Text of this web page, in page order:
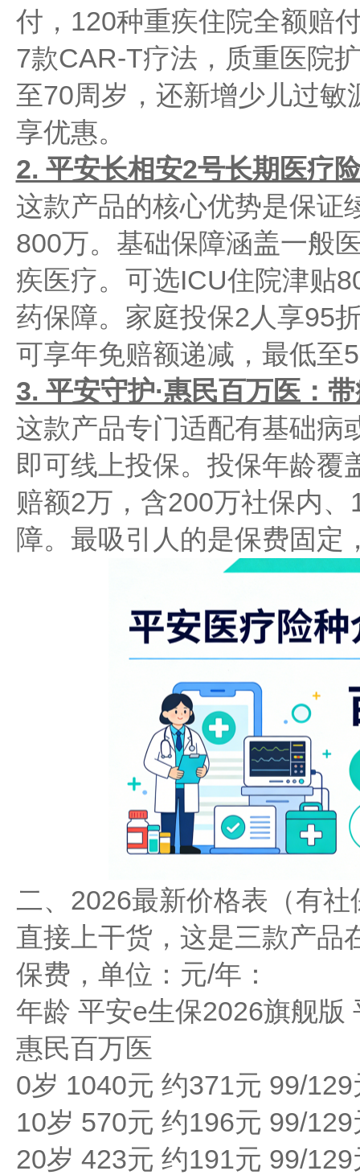
付，120种重疾住院全额赔
7款CAR-T疗法，质重医院
至70周岁，还新增少儿过
享优惠。
2. 平安长相安2号长期医疗
这款产品的核心优势是保证
800万。基础保障涵盖一般
疾医疗。可选ICU住院津贴
药保障。家庭投保2人享95
可享年免赔额递减，最低至
3. 平安守护·惠民百万医：
这款产品专门适配有基础病
即可线上投保。投保年龄覆
赔额2万，含200万社保内
障。最吸引人的是保费固定
二、2026最新价格表（有社
直接上干货，这是三款产品
保费，单位：元/年：
年龄 平安e生保2026旗舰版
惠民百万医
0岁 1040元 约371元 99/
10岁 570元 约196元 99/
20岁 423元 约191元 99/